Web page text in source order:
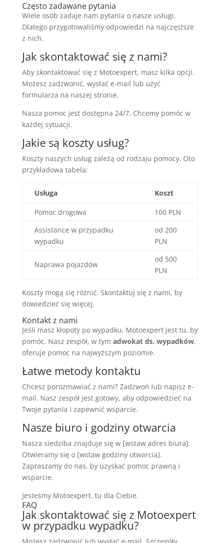
Często zadawane pytania
Wiele osób zadaje nam pytania o nasze usługi.
Dlatego przygotowaliśmy odpowiedzi na najczęstsze
z nich.
Jak skontaktować się z nami?
Aby skontaktować się z Motoexpert, masz kilka opcji.
Możesz zadzwonić, wysłać e-mail lub użyć
formularza na naszej stronie.
Nasza pomoc jest dostępna 24/7. Chcemy pomóc w
każdej sytuacji.
Jakie są koszty usług?
Koszty naszych usług zależą od rodzaju pomocy. Oto
przykładowa tabela:
Usługa Koszt
Pomoc drogowa
100 PLN
Assistance w przypadku
wypadku
od 200
PLN
Naprawa pojazdów
od 500
PLN
Koszty mogą się różnić. Skontaktuj się z nami, by
dowiedzieć się więcej.
Kontakt z nami
Jeśli masz kłopoty po wypadku, Motoexpert jest tu, by
pomóc. Nasz zespół, w tym adwokat ds. wypadków,
oferuje pomoc na najwyższym poziomie.
Łatwe metody kontaktu
Chcesz porozmawiać z nami? Zadzwoń lub napisz e-
mail. Nasz zespół jest gotowy, aby odpowiedzieć na
Twoje pytania i zapewnić wsparcie.
Nasze biuro i godziny otwarcia
Nasza siedziba znajduje się w [wstaw adres biura].
Otwieramy się o [wstaw godziny otwarcia].
Zapraszamy do nas, by uzyskać pomoc prawną i
wsparcie.
Jesteśmy Motoexpert, tu dla Ciebie.
FAQ
Jak skontaktować się z Motoexpert
w przypadku wypadku?